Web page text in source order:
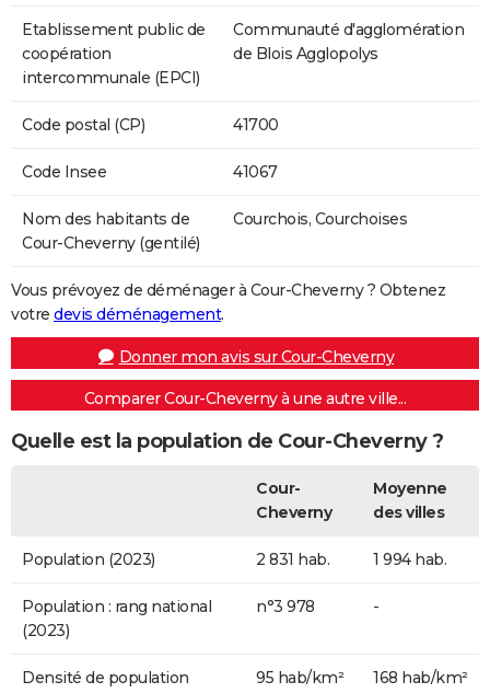
Etablissement public de
coopération
intercommunale (EPCI)
Communauté d'agglomération
de Blois Agglopolys
Code postal (CP) 41700
Code Insee 41067
Nom des habitants de
Cour-Cheverny (gentilé)
Courchois, Courchoises
Vous prévoyez de déménager à Cour-Cheverny ? Obtenez
votre devis déménagement.
Donner mon avis sur Cour-Cheverny
Comparer Cour-Cheverny à une autre ville...
Quelle est la population de Cour-Cheverny ?
Cour-
Cheverny
Moyenne
des villes
Population (2023) 2 831 hab. 1 994 hab.
Population : rang national
(2023)
n°3 978 -
Densité de population
95 hab/km² 168 hab/km²